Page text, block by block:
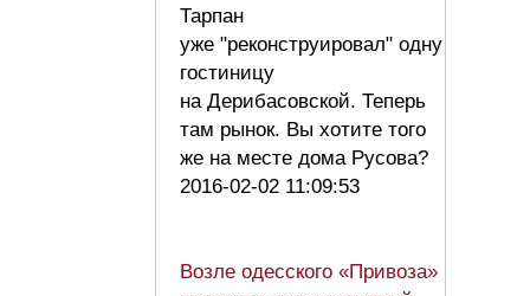
Тарпан
уже "реконструировал" одну
гостиницу
на Дерибасовской. Теперь
там рынок. Вы хотите того
же на месте дома Русова?
2016-02-02 11:09:53
Возле одесского «Привоза»